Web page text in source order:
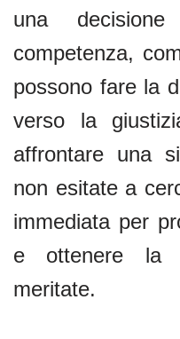
una
competenza,
possono fare la
verso la
affrontare una
non esitate a
immediata per
e ottenere la
meritate.